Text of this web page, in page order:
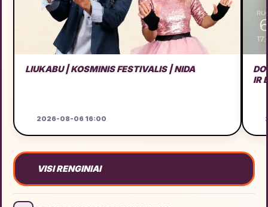
LIUKABU | KOSMINIS FESTIVALIS | NIDA
2026-08-06 16:00
IR
VISI RENGINIAI